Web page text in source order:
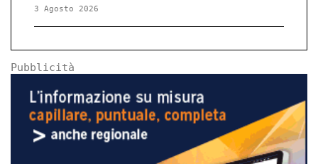
3 Agosto 2026
Pubblicità